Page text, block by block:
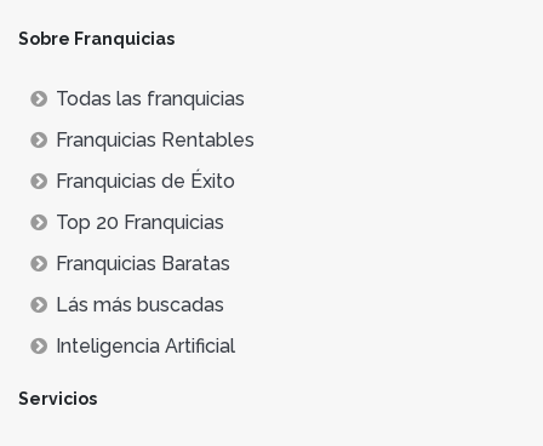
Sobre Franquicias
Todas las franquicias
Franquicias Rentables
Franquicias de Éxito
Top 20 Franquicias
Franquicias Baratas
Lás más buscadas
Inteligencia Artificial
Servicios